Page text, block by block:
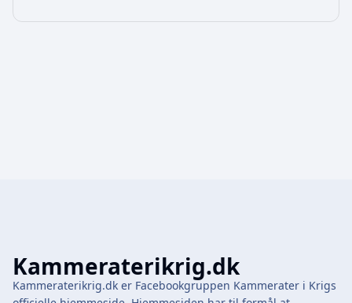
Kammeraterikrig.dk
Kammeraterikrig.dk er Facebookgruppen Kammerater i Krigs